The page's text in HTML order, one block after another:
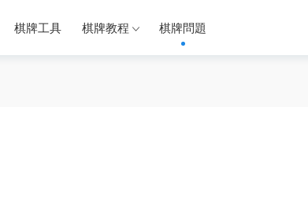
棋牌工具 棋牌教程 棋牌問題